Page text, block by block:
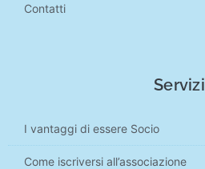
Contatti
Servizi
I vantaggi di essere Socio
Come iscriversi all’associazione